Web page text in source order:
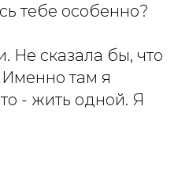
тебе особенно?
Не сказала бы, что
Именно там я
- жить одной. Я